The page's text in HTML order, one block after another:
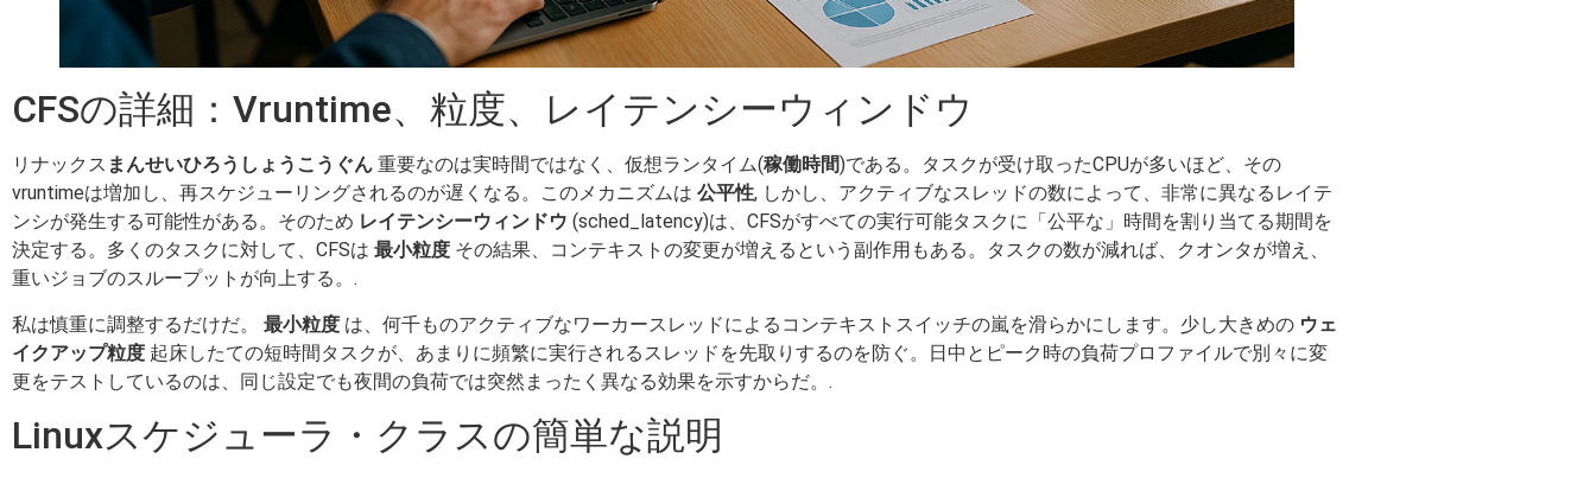
CFSの詳細：Vruntime、粒度、レイテンシーウィンドウ
リナックス まんせいひろうしょうこうぐん 重要なのは実時間ではなく、仮想ランタイム(稼働時間)である。タスクが受け取ったCPUが多いほど、その
vruntimeは増加し、再スケジューリングされるのが遅くなる。このメカニズムは 公平性, しかし、アクティブなスレッドの数によって、非常に異なるレイテ
ンシが発生する可能性がある。そのため レイテンシーウィンドウ (sched_latency)は、CFSがすべての実行可能タスクに「公平な」時間を割り当てる期間を
決定する。多くのタスクに対して、CFSは 最小粒度 その結果、コンテキストの変更が増えるという副作用もある。タスクの数が減れば、クオンタが増え、
重いジョブのスループットが向上する。.
私は慎重に調整するだけだ。 最小粒度 は、何千ものアクティブなワーカースレッドによるコンテキストスイッチの嵐を滑らかにします。少し大きめの ウェ
イクアップ粒度 起床したての短時間タスクが、あまりに頻繁に実行されるスレッドを先取りするのを防ぐ。日中とピーク時の負荷プロファイルで別々に変
更をテストしているのは、同じ設定でも夜間の負荷では突然まったく異なる効果を示すからだ。.
Linuxスケジューラ・クラスの簡単な説明